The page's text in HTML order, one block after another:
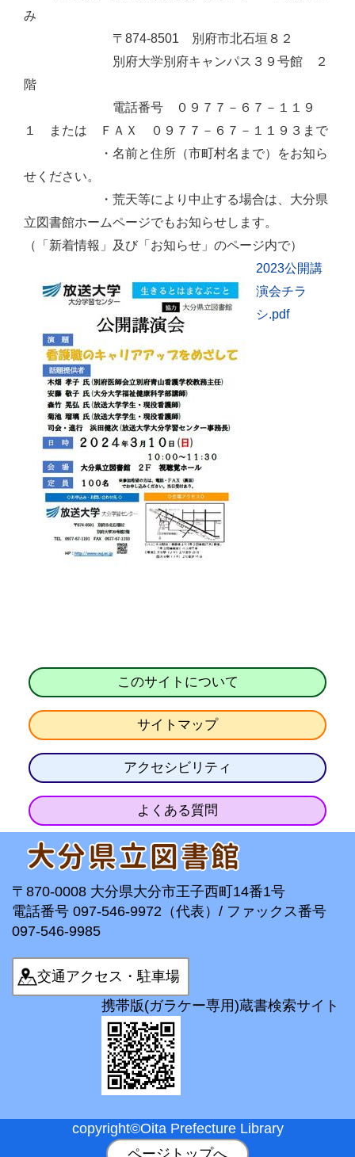
み
〒874-8501 別府市北石垣８２
別府大学別府キャンパス３９号館 ２
階
電話番号 ０９７７－６７－１１９
１ または ＦＡＸ ０９７７－６７－１１９３まで
・名前と住所（市町村名まで）をお知ら
せください。
・荒天等により中止する場合は、大分県
立図書館ホームページでもお知らせします。
（「新着情報」及び「お知らせ」のページ内で）
2023公開講
演会チラ
シ.pdf
このサイトについて
サイトマップ
アクセシビリティ
よくある質問
〒870-0008 大分県大分市王子西町14番1号
電話番号 097-546-9972（代表）/ ファックス番号
097-546-9985
交通アクセス・駐車場
携帯版(ガラケー専用)蔵書検索サイト
copyright©Oita Prefecture Library
ページトップへ